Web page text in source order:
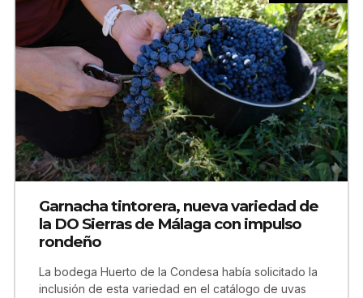
Garnacha tintorera, nueva variedad de
la DO Sierras de Málaga con impulso
rondeño
La bodega Huerto de la Condesa había solicitado la
inclusión de esta variedad en el catálogo de uvas